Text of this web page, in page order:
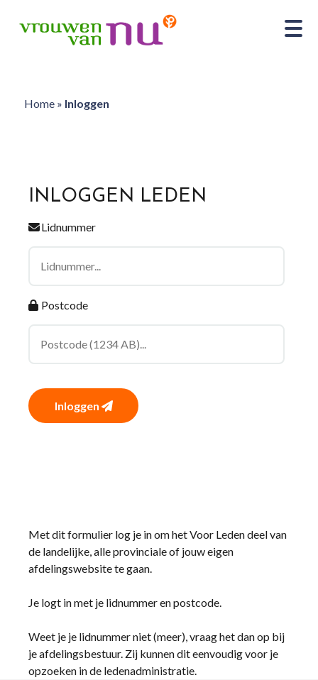
Home» Inloggen
INLOGGEN LEDEN
Lidnummer
Postcode
Inloggen
Met dit formulier log je in om het Voor Leden deel van
de landelijke, alle provinciale of jouw eigen
afdelingswebsite te gaan.
Je logt in met je lidnummer en postcode.
Weet je je lidnummer niet (meer), vraag het dan op bij
je afdelingsbestuur. Zij kunnen dit eenvoudig voor je
opzoeken in de ledenadministratie.